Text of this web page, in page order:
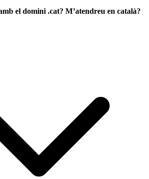
el domini .cat? M’atendreu en català?